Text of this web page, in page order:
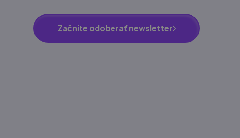
Začnite odoberať newsletter